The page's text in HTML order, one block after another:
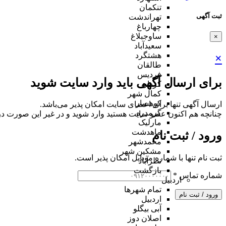
ثبت آگهی
×
×
برای ارسال آگهی باید وارد سایت شوید
ارسال آگهی تنها برای اعضای سایت امکان پذیر می‌باشد.
چنانچه هم‌ اکنون عضو سایت هستید وارد شوید و در غیر این صورت
ورود / ثبت نام
ثبت نام تنها با شماره موبایل امکان پذیر است.
شماره تماس *
ورود / ثبت نام
تنکمان
تهراندشت
چهارباغ
ساوجبلاغ
سعیدآباد
هشتگرد
طالقان
فردیس
کردان
کمال شهر
کوهسار
گرمدره
مارلیک
ماهدشت
محمدشهر
مشکین شهر
نظرآباد
بازگشت
اردبیل
تمام شهر‌ها
اردبیل
آبی بیگلو
اصلان دوز